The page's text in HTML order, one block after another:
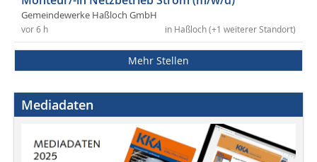
Gemeindewerke Haßloch GmbH
in Haßloch (+1 weiterer Standort)
vor 6 h
Mehr Stellen
Mediadaten